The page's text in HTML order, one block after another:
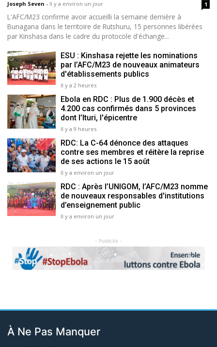
Joseph Seven - Il y a environ un jour 1
L'AFC/M23 confirme avoir accueilli la semaine dernière à
Bunagana dans le territoire de Rutshuru, 15 personnes libérées
par Kinshasa dans le cadre du protocole d'échange...
ESU : Kinshasa rejette les nominations
par l’AFC/M23 de nouveaux animateurs
d'établissements publics
Il y a 2 heures
Ebola en RDC : Plus de 1.900 décès et
4.200 cas confirmés dans 5 provinces
dont l’Ituri, l'épicentre
Il y a 9 heures
RDC: La C-64 dénonce des attaques
contre ses membres et réitère la reprise
de ses actions le 15 août
Il y a environ un jour
RDC : Après l’UNIGOM, l’AFC/M23 nomme
de nouveaux responsables d'institutions
d’enseignement public
Il y a environ un jour
- Publicité -
Previous Next
À Ne Pas Manquer